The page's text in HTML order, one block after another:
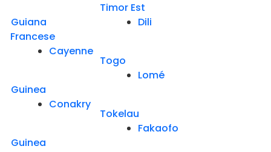
Guiana
Francese
Cayenne
Guinea
Conakry
Guinea
Timor Est
Dili
Togo
Lomé
Tokelau
Fakaofo